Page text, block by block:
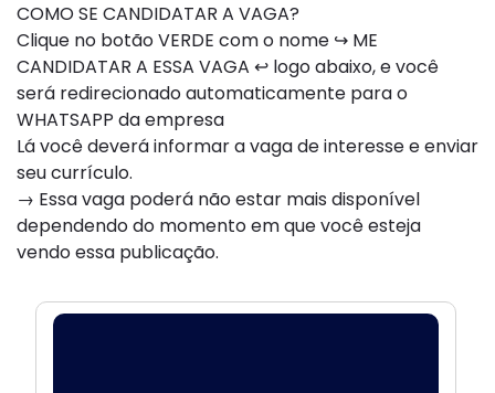
COMO SE CANDIDATAR A VAGA?
Clique no botão VERDE com o nome ↪ ME
CANDIDATAR A ESSA VAGA ↩ logo abaixo, e você
será redirecionado automaticamente para o
WHATSAPP da empresa
Lá você deverá informar a vaga de interesse e enviar
seu currículo.
→ Essa vaga poderá não estar mais disponível
dependendo do momento em que você esteja
vendo essa publicação.